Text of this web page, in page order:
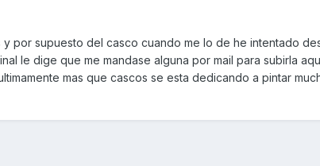
por supuesto del casco cuando me lo de he intentado
le dige que me mandase alguna por mail para subirla
mas que cascos se esta dedicando a pintar